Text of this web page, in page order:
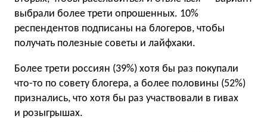
выбрали более трети опрошенных. 10%
респендентов подписаны на блогеров, чтобы
получать полезные советы и лайфхаки.
Более трети россиян (39%) хотя бы раз покупали
что-то по совету блогера, а более половины (52%)
признались, что хотя бы раз участвовали в гивах
и розыгрышах.